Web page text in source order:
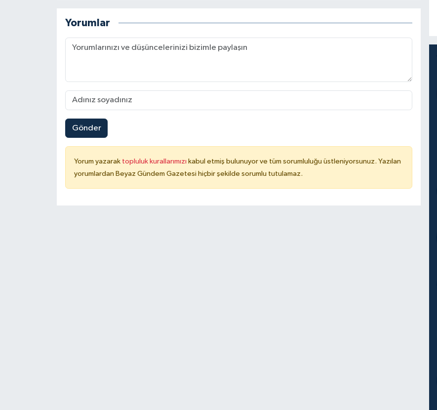
Yorumlar
Gönder
Yorum yazarak topluluk kurallarımızı kabul etmiş bulunuyor ve tüm sorumluluğu üstleniyorsunuz. Yazılan
yorumlardan Beyaz Gündem Gazetesi hiçbir şekilde sorumlu tutulamaz.